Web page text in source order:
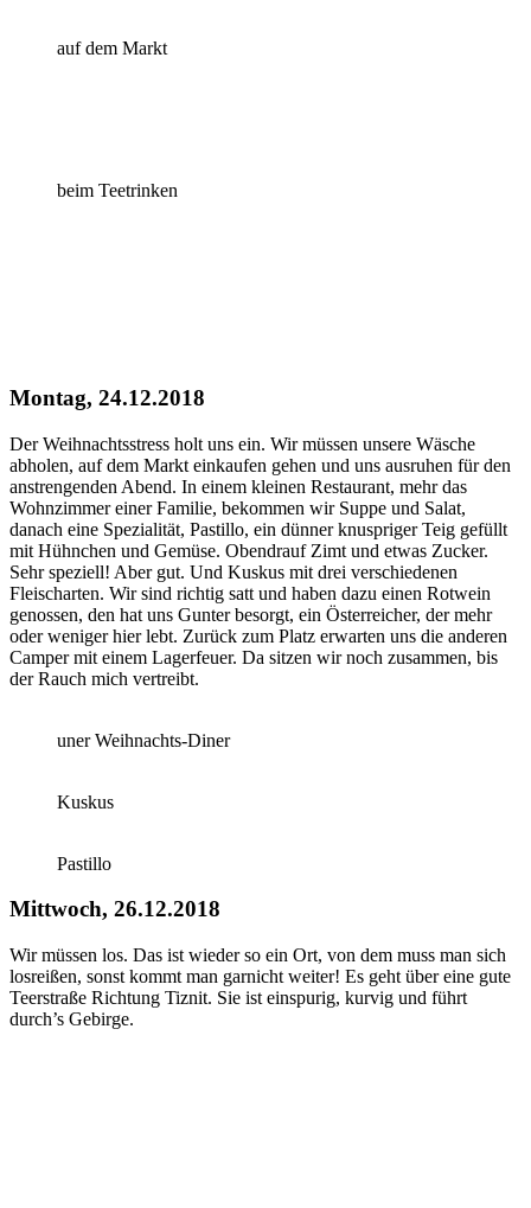
auf dem Markt
beim Teetrinken
Montag, 24.12.2018
Der Weihnachtsstress holt uns ein. Wir müssen unsere Wäsche
abholen, auf dem Markt einkaufen gehen und uns ausruhen für den
anstrengenden Abend. In einem kleinen Restaurant, mehr das
Wohnzimmer einer Familie, bekommen wir Suppe und Salat,
danach eine Spezialität, Pastillo, ein dünner knuspriger Teig gefüllt
mit Hühnchen und Gemüse. Obendrauf Zimt und etwas Zucker.
Sehr speziell! Aber gut. Und Kuskus mit drei verschiedenen
Fleischarten. Wir sind richtig satt und haben dazu einen Rotwein
genossen, den hat uns Gunter besorgt, ein Österreicher, der mehr
oder weniger hier lebt. Zurück zum Platz erwarten uns die anderen
Camper mit einem Lagerfeuer. Da sitzen wir noch zusammen, bis
der Rauch mich vertreibt.
uner Weihnachts-Diner
Kuskus
Pastillo
Mittwoch, 26.12.2018
Wir müssen los. Das ist wieder so ein Ort, von dem muss man sich
losreißen, sonst kommt man garnicht weiter! Es geht über eine gute
Teerstraße Richtung Tiznit. Sie ist einspurig, kurvig und führt
durch’s Gebirge.